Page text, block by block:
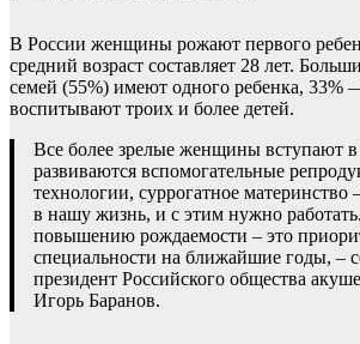
В России женщины рожают первого
средний возраст составляет 28 лет.
семей (55%) имеют одного ребенка, 33%
воспитывают троих и более детей.
Все более зрелые женщины вступают в
развиваются вспомогательные
технологии, суррогатное материнство
в нашу жизнь, и с этим нужно
повышению рождаемости – это
специальности на ближайшие годы, –
президент Российского общества
Игорь Баранов.